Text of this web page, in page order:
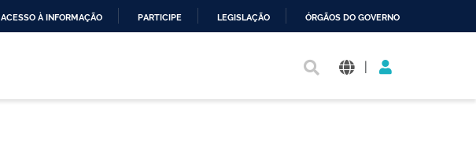
ACESSO À INFORMAÇÃO PARTICIPE LEGISLAÇÃO ÓRGÃOS DO GOVERNO
|